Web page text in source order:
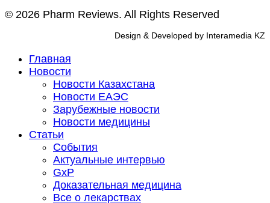
© 2026 Pharm Reviews. All Rights Reserved
Design & Developed by Interamedia KZ
Главная
Новости
Новости Казахстана
Новости ЕАЭС
Зарубежные новости
Новости медицины
Статьи
События
Актуальные интервью
GxP
Доказательная медицина
Все о лекарствах